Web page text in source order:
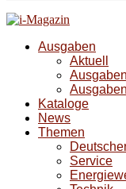
Ausgaben
Aktuell
Kataloge
News
Themen
Service